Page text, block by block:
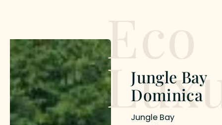
Eco
Jungle Bay
Dominica
Jungle Bay